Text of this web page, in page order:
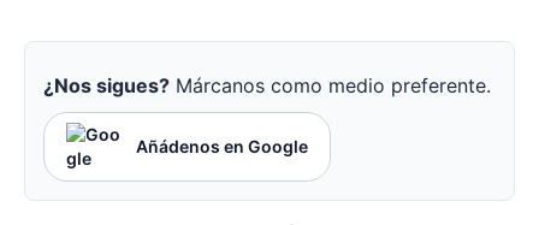
¿Nos sigues? Márcanos como medio preferente.
Añádenos en Google